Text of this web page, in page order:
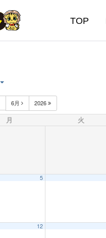
TOP
6月 2026
月 火
5
12